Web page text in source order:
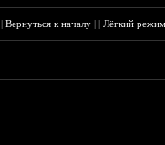
|Вернуться к началу ||Лёгкий